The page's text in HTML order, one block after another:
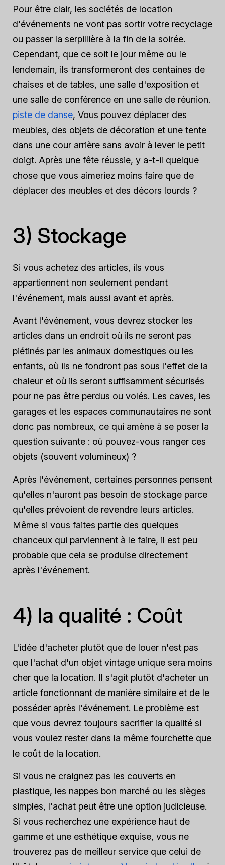
Pour être clair, les sociétés de location
d'événements ne vont pas sortir votre recyclage
ou passer la serpillière à la fin de la soirée.
Cependant, que ce soit le jour même ou le
lendemain, ils transformeront des centaines de
chaises et de tables, une salle d'exposition et
une salle de conférence en une salle de réunion.
piste de danse, Vous pouvez déplacer des
meubles, des objets de décoration et une tente
dans une cour arrière sans avoir à lever le petit
doigt. Après une fête réussie, y a-t-il quelque
chose que vous aimeriez moins faire que de
déplacer des meubles et des décors lourds ?
3) Stockage
Si vous achetez des articles, ils vous
appartiennent non seulement pendant
l'événement, mais aussi avant et après.
Avant l'événement, vous devrez stocker les
articles dans un endroit où ils ne seront pas
piétinés par les animaux domestiques ou les
enfants, où ils ne fondront pas sous l'effet de la
chaleur et où ils seront suffisamment sécurisés
pour ne pas être perdus ou volés. Les caves, les
garages et les espaces communautaires ne sont
donc pas nombreux, ce qui amène à se poser la
question suivante : où pouvez-vous ranger ces
objets (souvent volumineux) ?
Après l'événement, certaines personnes pensent
qu'elles n'auront pas besoin de stockage parce
qu'elles prévoient de revendre leurs articles.
Même si vous faites partie des quelques
chanceux qui parviennent à le faire, il est peu
probable que cela se produise directement
après l'événement.
4) la qualité : Coût
L'idée d'acheter plutôt que de louer n'est pas
que l'achat d'un objet vintage unique sera moins
cher que la location. Il s'agit plutôt d'acheter un
article fonctionnant de manière similaire et de le
posséder après l'événement. Le problème est
que vous devrez toujours sacrifier la qualité si
vous voulez rester dans la même fourchette que
le coût de la location.
Si vous ne craignez pas les couverts en
plastique, les nappes bon marché ou les sièges
simples, l'achat peut être une option judicieuse.
Si vous recherchez une expérience haut de
gamme et une esthétique exquise, vous ne
trouverez pas de meilleur service que celui de